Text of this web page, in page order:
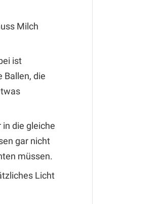
Milch
ist
Ballen, die
die gleiche
gar nicht
müssen.
Licht